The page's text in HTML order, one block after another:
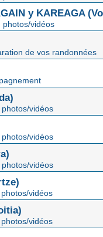
y KAREAGA
photos/vidéos
de vos randonnées
vidéos
vidéos
vidéos
vidéos
vidéos